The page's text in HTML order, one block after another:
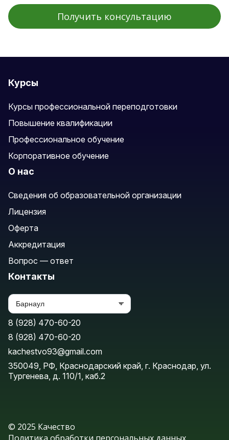
Курсы
Курсы профессиональной переподготовки
Повышение квалификации
Профессиональное обучение
Корпоративное обучение
О нас
Сведения об образовательной организации
Лицензия
Оферта
Аккредитация
Вопрос — ответ
Контакты
8 (928) 470-60-20
8 (928) 470-60-20
kachestvo93@gmail.com
350049, РФ, Краснодарский край, г. Краснодар, ул.
Тургенева, д. 110/1, каб.2
© 2025 Качество